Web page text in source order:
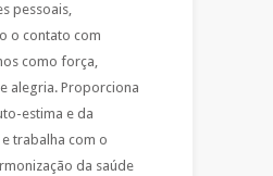
pessoais,
o contato com
como força,
alegria. Proporciona
estima e da
trabalha com o
da saúde